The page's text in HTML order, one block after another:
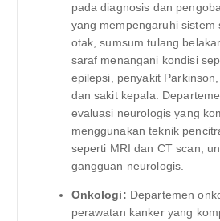
pada diagnosis dan
yang mempengaruhi sistem
otak, sumsum tulang
saraf menangani kondisi
epilepsi, penyakit
dan sakit kepala.
evaluasi neurologis yang
menggunakan teknik
seperti MRI dan CT scan,
gangguan neurologis.
Onkologi: Departemen
perawatan kanker yang